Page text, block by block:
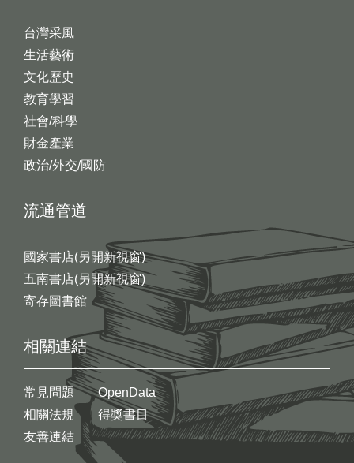
台灣采風
生活藝術
文化歷史
教育學習
社會/科學
財金產業
政治/外交/國防
流通管道
國家書店(另開新視窗)
五南書店(另開新視窗)
寄存圖書館
相關連結
常見問題
相關法規
友善連結
OpenData
得獎書目